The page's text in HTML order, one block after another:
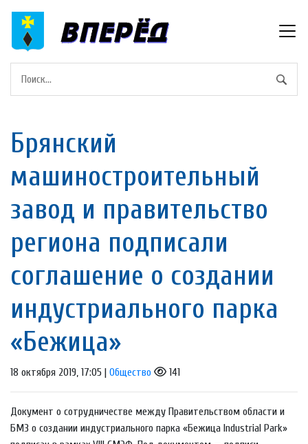
Брянский
машиностроительный
завод и правительство
региона подписали
соглашение о создании
индустриального парка
«Бежица»
18 октября 2019, 17:05 | Общество 141
Документ о сотрудничестве между Правительством области и
БМЗ о создании индустриального парка «Бежица Industrial Park»